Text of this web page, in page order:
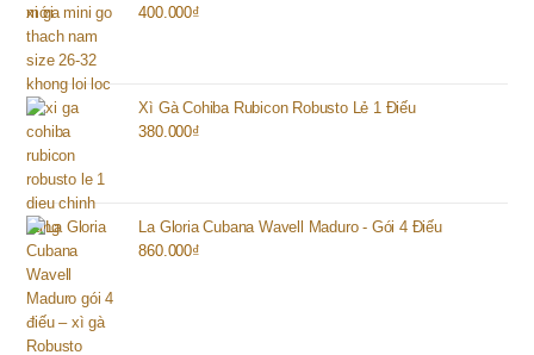
400.000₫
Xì Gà Cohiba Rubicon Robusto Lẻ 1 Điếu
380.000₫
La Gloria Cubana Wavell Maduro - Gói 4 Điếu
860.000₫